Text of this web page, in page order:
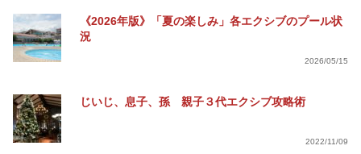
《2026年版》「夏の楽しみ」各エクシブのプール状
況
2026/05/15
じいじ、息子、孫 親子３代エクシブ攻略術
2022/11/09